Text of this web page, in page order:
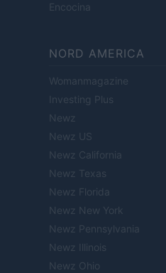
Encocina
NORD AMERICA
Womanmagazine
Investing Plus
Newz
Newz US
Newz California
Newz Texas
Newz Florida
Newz New York
Newz Pennsylvania
Newz Illinois
Newz Ohio